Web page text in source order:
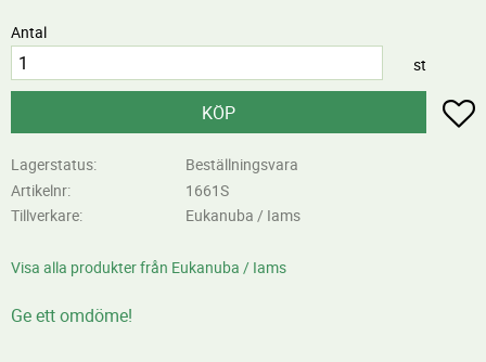
Antal
st
KÖP
Lagerstatus
Beställningsvara
Artikelnr
1661S
Tillverkare
Eukanuba / Iams
Visa alla produkter från Eukanuba / Iams
Ge ett omdöme!